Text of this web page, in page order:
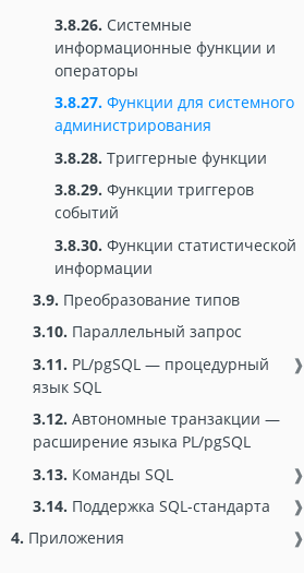
3.8.26. Системные
информационные функции и
операторы
3.8.27. Функции для системного
администрирования
3.8.28. Триггерные функции
3.8.29. Функции триггеров
событий
3.8.30. Функции статистической
информации
3.9. Преобразование типов
3.10. Параллельный запрос
3.11. PL/pgSQL — процедурный
язык SQL
❱
3.12. Автономные транзакции —
расширение языка PL/pgSQL
3.13. Команды SQL
❱
3.14. Поддержка SQL-стандарта
❱
4. Приложения ❱